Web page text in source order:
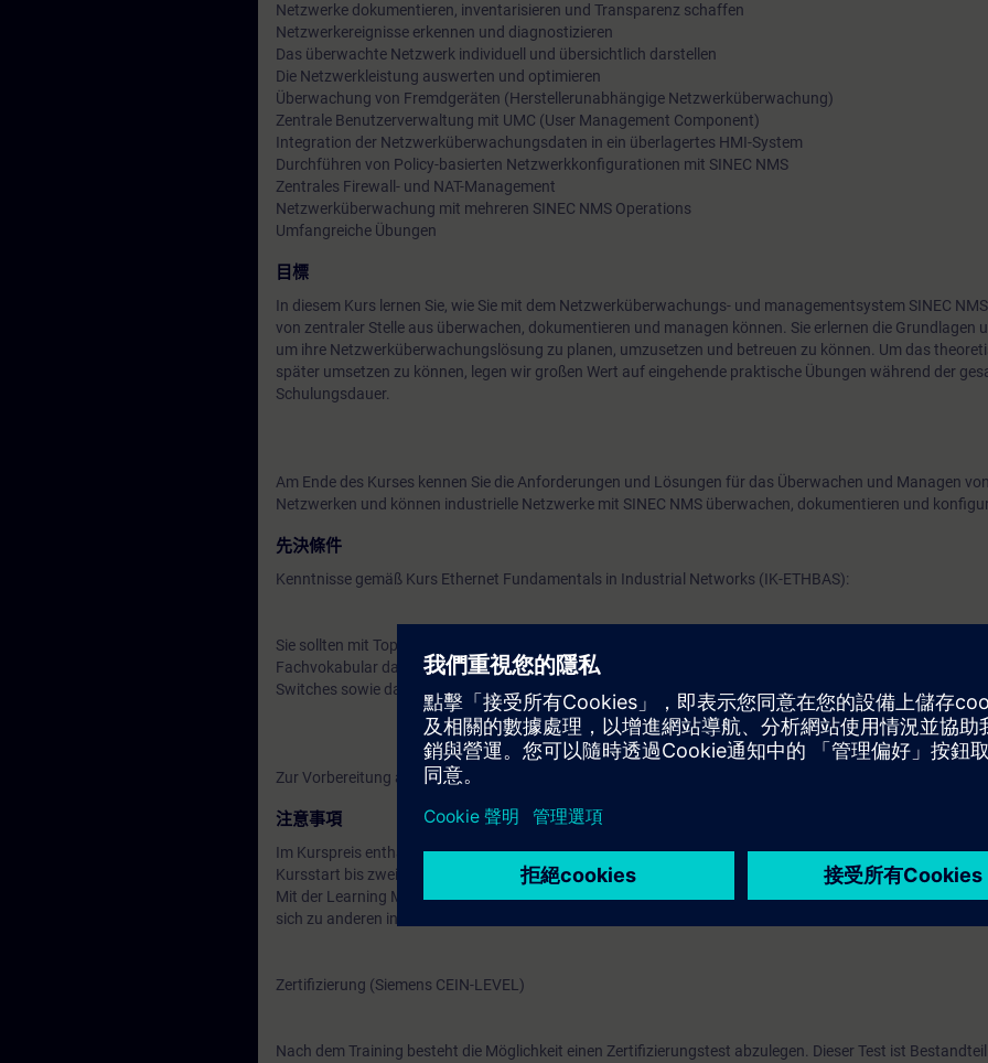
zeitaufwändig und das konfigurieren von mehreren Geräten
und NAT-Geräten fehleranfällig sein. SINEC NMS ist ein
zur Überwachung einer Vielzahl verschiedenster Geräte in
sowie zur Konfiguration und zum Management des SCALANCE
RUGGEDCOM Netzwerk Portfolios.
Netzwerke dokumentieren, inventarisieren und Transparenz schaffen
Netzwerkereignisse erkennen und diagnostizieren
Das überwachte Netzwerk individuell und übersichtlich darstellen
Die Netzwerkleistung auswerten und optimieren
Überwachung von Fremdgeräten (Herstellerunabhängige Netzwerküberwachung)
Zentrale Benutzerverwaltung mit UMC (User Management Component)
Integration der Netzwerküberwachungsdaten in ein überlagertes HMI-System
Durchführen von Policy-basierten Netzwerkkonfigurationen mit SINEC NMS
Zentrales Firewall- und NAT-Management
Netzwerküberwachung mit mehreren SINEC NMS Operations
Umfangreiche Übungen
目標
In diesem Kurs lernen Sie, wie Sie mit dem Netzwerküberwachungs- und managementsystem SINEC
von zentraler Stelle aus überwachen, dokumentieren und managen können. Sie erlernen die Grundlagen
um ihre Netzwerküberwachungslösung zu planen, umzusetzen und betreuen zu können. Um das
später umsetzen zu können, legen wir großen Wert auf eingehende praktische Übungen während der
Schulungsdauer.
Am Ende des Kurses kennen Sie die Anforderungen und Lösungen für das Überwachen und Managen
Netzwerken und können industrielle Netzwerke mit SINEC NMS überwachen, dokumentieren und
先決條件
Kenntnisse gemäß Kurs Ethernet Fundamentals in Industrial Networks (IK-ETHBAS):
Sie sollten mit Topologien, Übertragungsverfahren, Adressierung und Transport von Daten vertraut sein
Fachvokabular dazu verstehen. Darüber hinaus ist es hilfreich, wenn Ihnen die Funktionsweise von
Switches sowie das OSI-Referenzmodell bekannt sind.
Zur Vorbereitung auf das Training arbeiten Sie bitte das WBT
注意事項
Im Kurspreis enthalten: Ein kostenfreier Zugang zur digitalen LernplattformSITRAIN access– beginnend
Kursstart bis zwei Wochen nach Kursende.
Mit der Learning Membership können Sie sowohl die Inhalte dieses Learning Events vertiefen oder
sich zu anderen interessanten Themen weiterbilden.
Zertifizierung (Siemens CEIN-LEVEL)
Nach dem Training besteht die Möglichkeit einen Zertifizierungstest abzulegen. Dieser Test ist